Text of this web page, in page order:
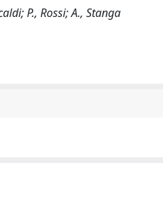
P., Rossi; A., Stanga